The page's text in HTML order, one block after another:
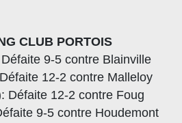
CLUB PORTOIS
9-5 contre Blainville
12-2 contre Malleloy
Défaite 12-2 contre Foug
9-5 contre Houdemont